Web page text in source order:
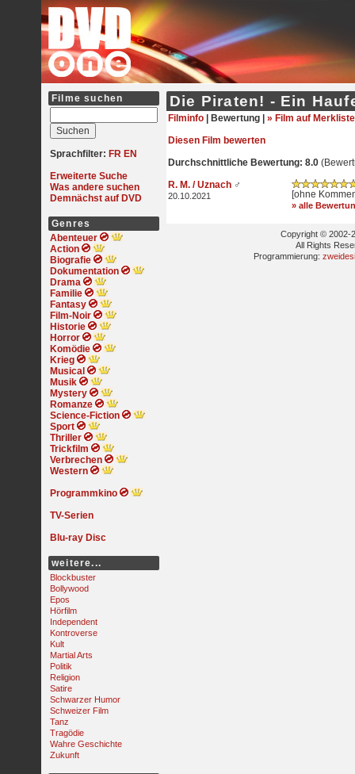
Filme suchen
Sprachfilter: FR EN
Erweiterte Suche
Was andere suchen
Demnächst auf DVD
Genres
Abenteuer
Action
Biografie
Dokumentation
Drama
Familie
Fantasy
Film-Noir
Historie
Horror
Komödie
Krieg
Musical
Musik
Mystery
Romanze
Science-Fiction
Sport
Thriller
Trickfilm
Verbrechen
Western
Programmkino
TV-Serien
Blu-ray Disc
weitere...
Blockbuster
Bollywood
Epos
Hörfilm
Independent
Kontroverse
Kult
Martial Arts
Politik
Religion
Satire
Schwarzer Humor
Schweizer Film
Tanz
Tragödie
Wahre Geschichte
Zukunft
Die Piraten! - Ein
Filminfo Bewertung | » Film auf Merkliste
Diesen Film bewerten
Durchschnittliche Bewertung: 8.0
R. M. / Uznach ♂
20.10.2021 [ohne
» alle
Copyright © 2002-
All Rights
Programmierung: